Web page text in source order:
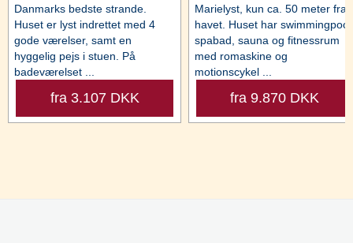
Danmarks bedste strande.
Huset er lyst indrettet med 4
gode værelser, samt en
hyggelig pejs i stuen. På
badeværelset ...
fra 3.107 DKK
Marielyst, kun ca. 50 meter fra
havet. Huset har
spabad, sauna og fitnessrum
med romaskine og
motionscykel ...
fra 9.870 DKK